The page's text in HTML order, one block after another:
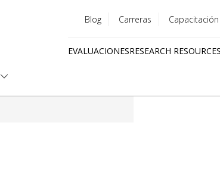
menu
Blog Carreras
EVALUACIONESRESEARCH RESOURCES